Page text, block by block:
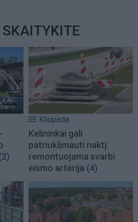
Klaipėda
Kelininkai gali
patriukšmauti naktį:
remontuojama svarbi
eismo arterija (4)